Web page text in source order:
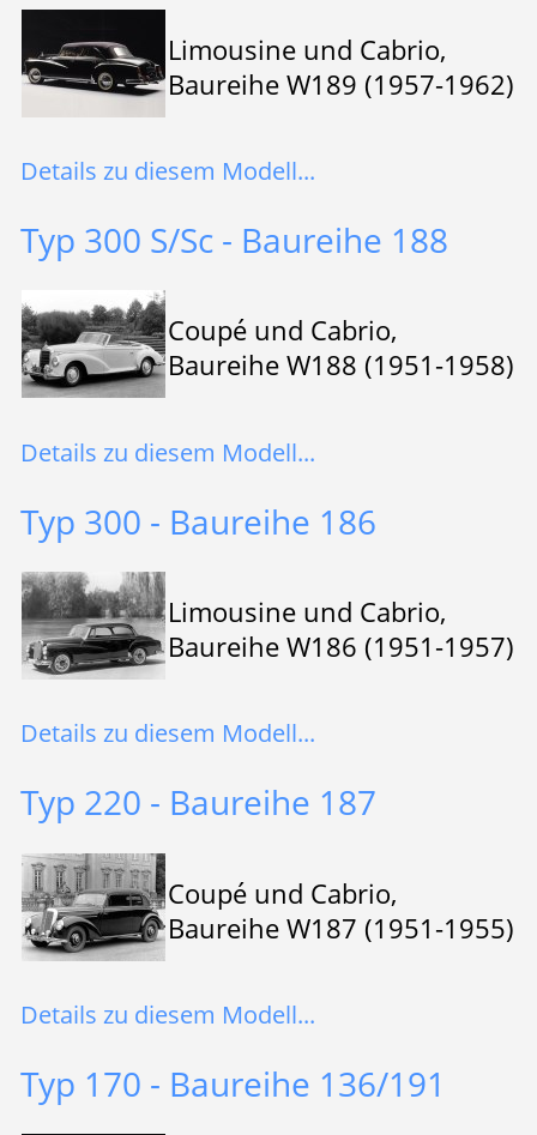
Limousine und Cabrio,
Baureihe W189 (1957-1962)
Details zu diesem Modell...
Typ 300 S/Sc - Baureihe 188
Coupé und Cabrio,
Baureihe W188 (1951-1958)
Details zu diesem Modell...
Typ 300 - Baureihe 186
Limousine und Cabrio,
Baureihe W186 (1951-1957)
Details zu diesem Modell...
Typ 220 - Baureihe 187
Coupé und Cabrio,
Baureihe W187 (1951-1955)
Details zu diesem Modell...
Typ 170 - Baureihe 136/191